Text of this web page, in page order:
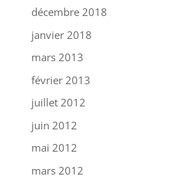
décembre 2018
janvier 2018
mars 2013
février 2013
juillet 2012
juin 2012
mai 2012
mars 2012